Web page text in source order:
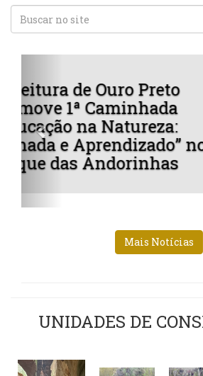
Ouro Preto
Caminhada
Natureza:
no
Andorinhas
Mais Notícias
UNIDADES DE